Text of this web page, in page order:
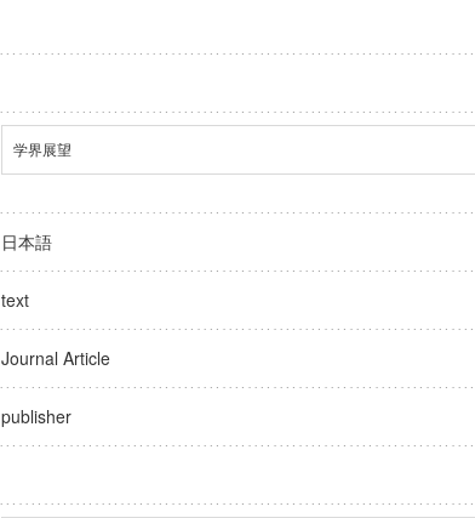
学界展望
日本語
text
Journal Article
publisher